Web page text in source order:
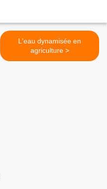
L'eau dynamisée en
agriculture >